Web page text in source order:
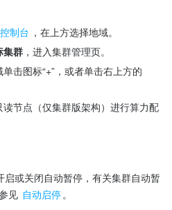
制台 ，在上方选择地域。
集群 ，进入集群管理页。
击图标“+”，或者单击右上方的
节点（仅集群版架构）进行算力配
启或关闭自动暂停，有关集群自动暂
见 自动启停。